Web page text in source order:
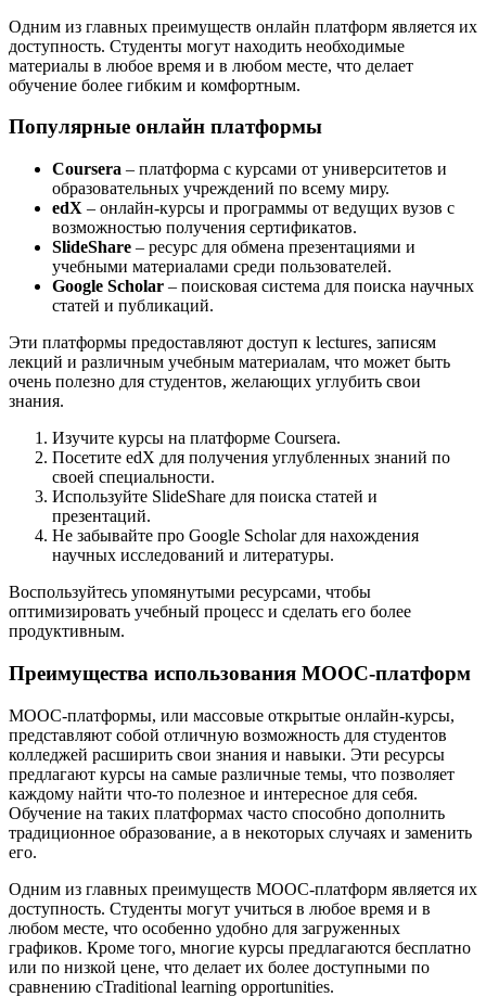
Одним из главных преимуществ онлайн платформ является их
доступность. Студенты могут находить необходимые
материалы в любое время и в любом месте, что делает
обучение более гибким и комфортным.
Популярные онлайн платформы
Coursera – платформа с курсами от университетов и
образовательных учреждений по всему миру.
edX – онлайн-курсы и программы от ведущих вузов с
возможностью получения сертификатов.
SlideShare – ресурс для обмена презентациями и
учебными материалами среди пользователей.
Google Scholar – поисковая система для поиска научных
статей и публикаций.
Эти платформы предоставляют доступ к lectures, записям
лекций и различным учебным материалам, что может быть
очень полезно для студентов, желающих углубить свои
знания.
Изучите курсы на платформе Coursera.
Посетите edX для получения углубленных знаний по
своей специальности.
Используйте SlideShare для поиска статей и
презентаций.
Не забывайте про Google Scholar для нахождения
научных исследований и литературы.
Воспользуйтесь упомянутыми ресурсами, чтобы
оптимизировать учебный процесс и сделать его более
продуктивным.
Преимущества использования MOOC-платформ
MOOC-платформы, или массовые открытые онлайн-курсы,
представляют собой отличную возможность для студентов
колледжей расширить свои знания и навыки. Эти ресурсы
предлагают курсы на самые различные темы, что позволяет
каждому найти что-то полезное и интересное для себя.
Обучение на таких платформах часто способно дополнить
традиционное образование, а в некоторых случаях и заменить
его.
Одним из главных преимуществ MOOC-платформ является их
доступность. Студенты могут учиться в любое время и в
любом месте, что особенно удобно для загруженных
графиков. Кроме того, многие курсы предлагаются бесплатно
или по низкой цене, что делает их более доступными по
сравнению сTraditional learning opportunities.